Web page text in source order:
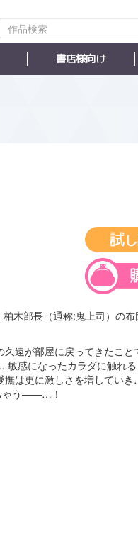
書店様向け
木部長（通称:鬼上司）の
遠が部屋に戻ってきたこと
感になったカラダに触れ
は更に激しさを増してい
ゃう――…！